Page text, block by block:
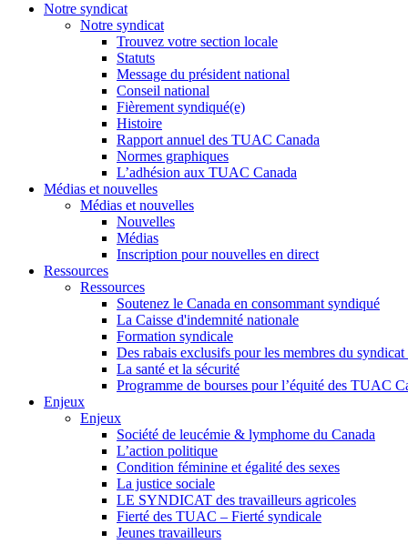
Notre syndicat
Notre syndicat
Trouvez votre section locale
Statuts
Message du président national
Conseil national
Fièrement syndiqué(e)
Histoire
Rapport annuel des TUAC Canada
Normes graphiques
L’adhésion aux TUAC Canada
Médias et nouvelles
Médias et nouvelles
Nouvelles
Médias
Inscription pour nouvelles en direct
Ressources
Ressources
Soutenez le Canada en consommant syndiqué
La Caisse d'indemnité nationale
Formation syndicale
Des rabais exclusifs pour les membres du
La santé et la sécurité
Programme de bourses pour l’équité des TUAC
Enjeux
Enjeux
Société de leucémie & lymphome du Canada
L’action politique
Condition féminine et égalité des sexes
La justice sociale
LE SYNDICAT des travailleurs agricoles
Fierté des TUAC – Fierté syndicale
Jeunes travailleurs